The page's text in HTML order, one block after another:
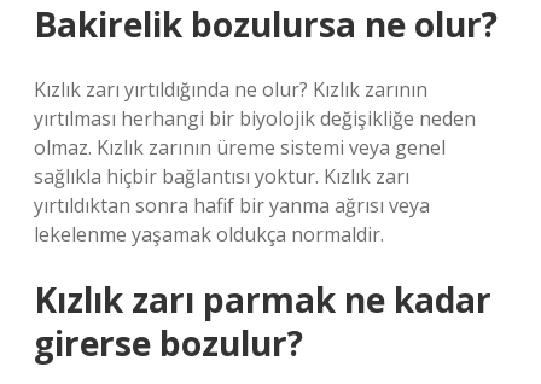
Bakirelik bozulursa ne olur?
Kızlık zarı yırtıldığında ne olur? Kızlık zarının
yırtılması herhangi bir biyolojik değişikliğe neden
olmaz. Kızlık zarının üreme sistemi veya genel
sağlıkla hiçbir bağlantısı yoktur. Kızlık zarı
yırtıldıktan sonra hafif bir yanma ağrısı veya
lekelenme yaşamak oldukça normaldir.
Kızlık zarı parmak ne kadar
girerse bozulur?